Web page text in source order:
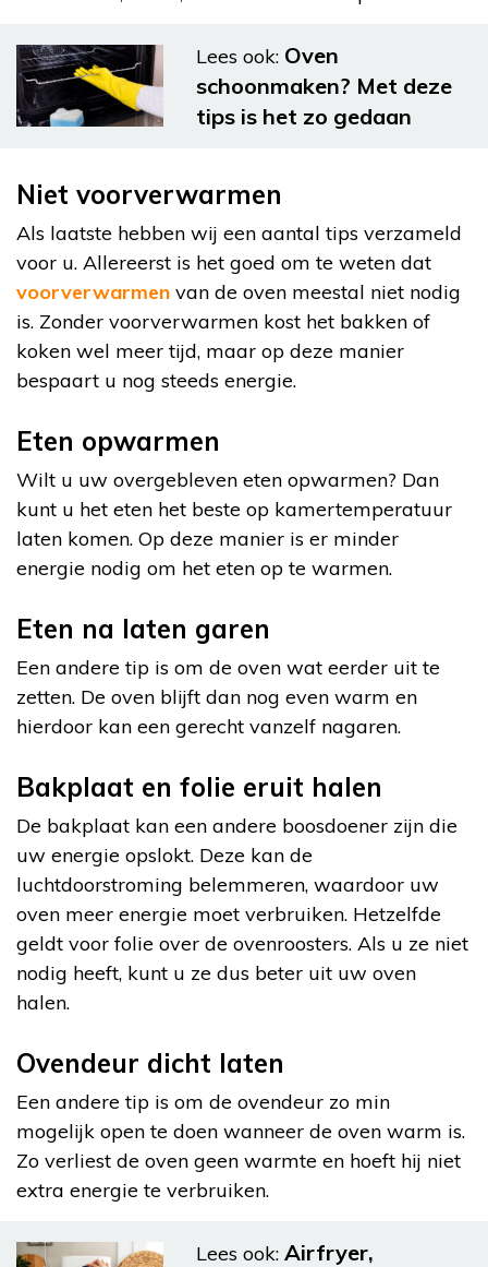
Lees ook: Oven
schoonmaken? Met deze
tips is het zo gedaan
Niet voorverwarmen
Als laatste hebben wij een aantal tips verzameld
voor u. Allereerst is het goed om te weten dat
voorverwarmen van de oven meestal niet nodig
is. Zonder voorverwarmen kost het bakken of
koken wel meer tijd, maar op deze manier
bespaart u nog steeds energie.
Eten opwarmen
Wilt u uw overgebleven eten opwarmen? Dan
kunt u het eten het beste op kamertemperatuur
laten komen. Op deze manier is er minder
energie nodig om het eten op te warmen.
Eten na laten garen
Een andere tip is om de oven wat eerder uit te
zetten. De oven blijft dan nog even warm en
hierdoor kan een gerecht vanzelf nagaren.
Bakplaat en folie eruit halen
De bakplaat kan een andere boosdoener zijn die
uw energie opslokt. Deze kan de
luchtdoorstroming belemmeren, waardoor uw
oven meer energie moet verbruiken. Hetzelfde
geldt voor folie over de ovenroosters. Als u ze niet
nodig heeft, kunt u ze dus beter uit uw oven
halen.
Ovendeur dicht laten
Een andere tip is om de ovendeur zo min
mogelijk open te doen wanneer de oven warm is.
Zo verliest de oven geen warmte en hoeft hij niet
extra energie te verbruiken.
Lees ook: Airfryer,